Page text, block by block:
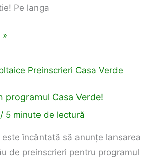
Pe langa
programul Casa Verde!
/ 5 minute de lectură
este încântată să anunțe lansarea
de preinscrieri pentru programul